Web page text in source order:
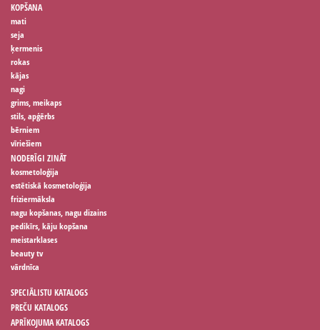
KOPŠANA
mati
seja
ķermenis
rokas
kājas
nagi
grims, meikaps
stils, apģērbs
bērniem
vīriešiem
NODERĪGI ZINĀT
kosmetoloģija
estētiskā kosmetoloģija
friziermāksla
nagu kopšanas, nagu dizains
pedikīrs, kāju kopšana
meistarklases
beauty tv
vārdnīca
SPECIĀLISTU KATALOGS
PREČU KATALOGS
APRĪKOJUMA KATALOGS